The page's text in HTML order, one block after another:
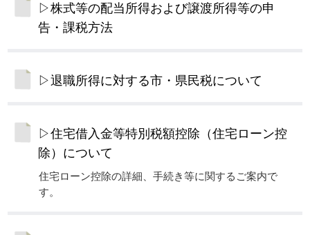
▷株式等の配当所得および譲渡所得等の申
告・課税方法
▷退職所得に対する市・県民税について
▷住宅借入金等特別税額控除（住宅ローン控
除）について
住宅ローン控除の詳細、手続き等に関するご案内で
す。